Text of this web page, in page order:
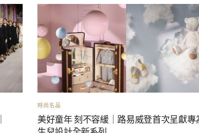
時尚名品
美好童年 刻不容緩｜路易威登首次呈獻專